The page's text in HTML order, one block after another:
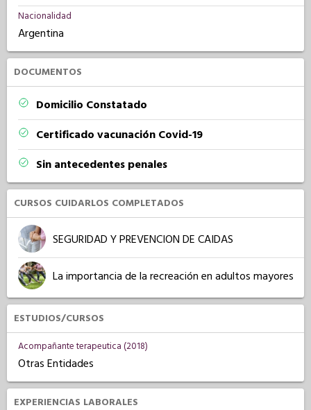
Nacionalidad
Argentina
DOCUMENTOS
Domicilio Constatado
Certificado vacunación Covid-19
Sin antecedentes penales
CURSOS CUIDARLOS COMPLETADOS
SEGURIDAD Y PREVENCION DE CAIDAS
La importancia de la recreación en adultos mayores
ESTUDIOS/CURSOS
Acompañante terapeutica (2018)
Otras Entidades
EXPERIENCIAS LABORALES